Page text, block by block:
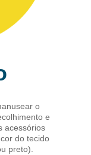
o
e
acessórios
do tecido
preto).